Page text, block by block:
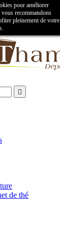

pour améliorer
recommandons
pleinement de votre
de thé